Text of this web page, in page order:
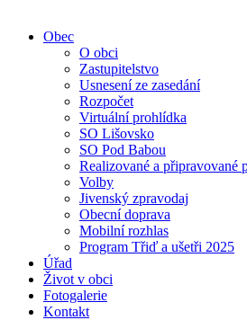
Obec
O obci
Zastupitelstvo
Usnesení ze zasedání
Rozpočet
Virtuální prohlídka
SO Lišovsko
SO Pod Babou
Realizované a připravované
Volby
Jivenský zpravodaj
Obecní doprava
Mobilní rozhlas
Program Třiď a ušetři 2025
Úřad
Život v obci
Fotogalerie
Kontakt